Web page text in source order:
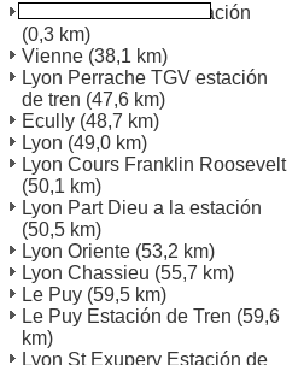
Saint Etienne a la estación
(0,3 km)
Vienne (38,1 km)
Lyon Perrache TGV estación
de tren (47,6 km)
Ecully (48,7 km)
Lyon (49,0 km)
Lyon Cours Franklin Roosevelt
(50,1 km)
Lyon Part Dieu a la estación
(50,5 km)
Lyon Oriente (53,2 km)
Lyon Chassieu (55,7 km)
Le Puy (59,5 km)
Le Puy Estación de Tren (59,6
km)
Lyon St Exupery Estación de